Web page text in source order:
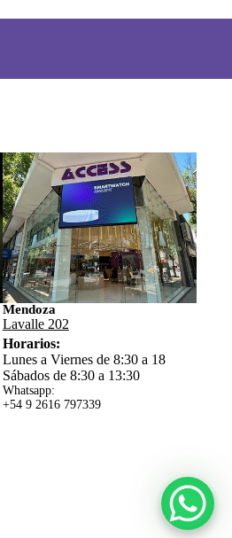
Mendoza
Lavalle 202
Horarios:
Lunes a Viernes de 8:30 a 18
Sábados de 8:30 a 13:30
Whatsapp:
+54 9 2616 797339